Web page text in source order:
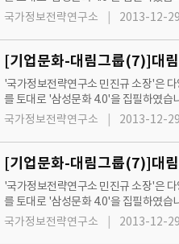
과 제언'을 통해 지속성장과 발전을 제
국가정보전략연구소 2013-12-
[기업문화-대림그룹(7)]대
'국가정보전략연구소 민진규 소장'은
를 토대로 '삼성문화 4.0'을 집필하였
과 제언'을 통해 지속성장과 발전을 제
국가정보전략연구소 2013-12-
[기업문화-대림그룹(7)]대
'국가정보전략연구소 민진규 소장'은
를 토대로 '삼성문화 4.0'을 집필하였
과 제언'을 통해 지속성장과 발전을 제
국가정보전략연구소 2013-12-